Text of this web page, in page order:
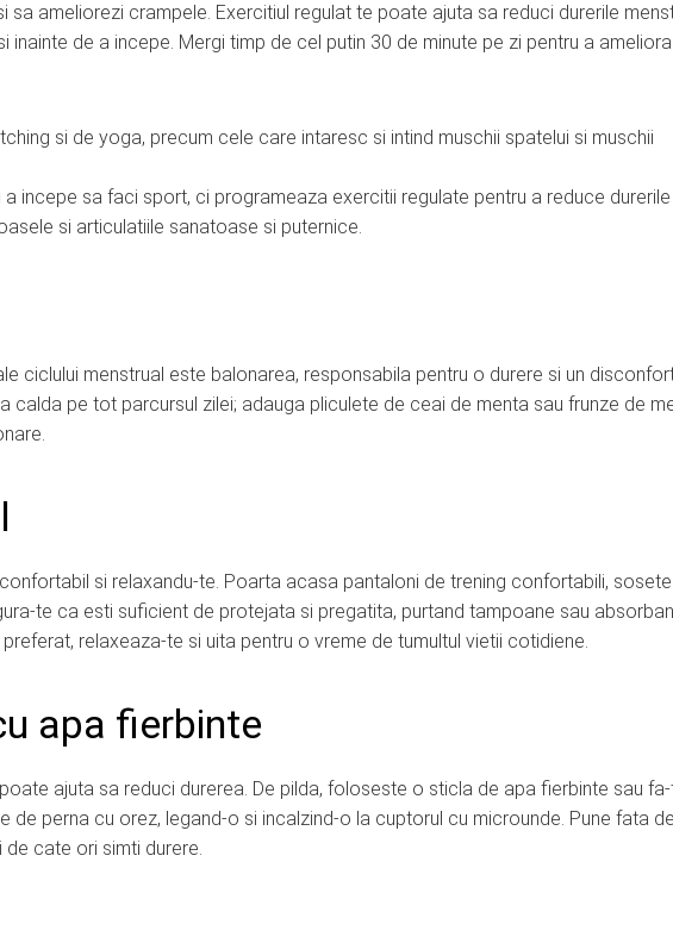
sa ameliorezi crampele. Exercitiul regulat te poate ajuta sa reduci durerile
inainte de a incepe. Mergi timp de cel putin 30 de minute pe zi pentru a ameliora
si de yoga, precum cele care intaresc si intind muschii spatelui si muschii
incepe sa faci sport, ci programeaza exercitii regulate pentru a reduce durerile
si articulatiile sanatoase si puternice.
ciclului menstrual este balonarea, responsabila pentru o durere si un
calda pe tot parcursul zilei; adauga pliculete de ceai de menta sau frunze de
si relaxandu-te. Poarta acasa pantaloni de trening confortabili, sosete
te ca esti suficient de protejata si pregatita, purtand tampoane sau
relaxeaza-te si uita pentru o vreme de tumultul vietii cotidiene.
apa fierbinte
ajuta sa reduci durerea. De pilda, foloseste o sticla de apa fierbinte sau fa-
de perna cu orez, legand-o si incalzind-o la cuptorul cu microunde. Pune fata
cate ori simti durere.